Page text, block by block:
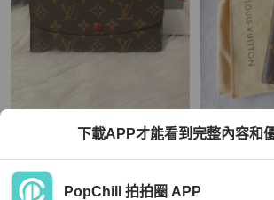
Louis Vuitton
寸19×10cm 98新
TWD 14,137
Louis
式對開記事本
TWD 13,800
下載APP才能看到完整內容和
PopChill 拍拍圈 APP